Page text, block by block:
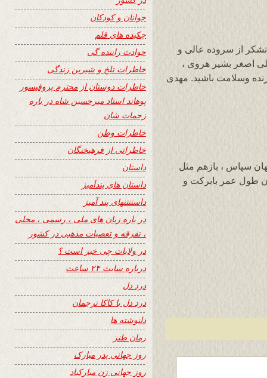
تشکر از سروده عالی و
اصغر بشیر هروی ،
وسلامت باشید. مهدی
سپاس ، بازهم مثل
طول عمر بابرکت و
جوانان و کودکان
چکیده های قلم
حوادث راننده گی
خاطرات تلخ و شیرین زندگی
خاطرات دوستان از محترم پروفیسور
پوهاند استاد میرحسین شاه در باره
زحمات شان
خاطرات وطن
خاطراتی از فرهیختگان
داستان
داستان های پندآمیز
داستنتنهای پند آمیز
در باره زبان های ملی ، رسمی ، محلی
، تفرقه و تعصبات مذهبی در کشور
در ولایات چی خبر است ؟
درباره سایت ۲۴ ساعت
درد دل
درد دل با کاکا ترجمان
دلنوشته ها
رمان طنز
روز جهانی پدر مبارک
روز جهانی زن مبارکباد